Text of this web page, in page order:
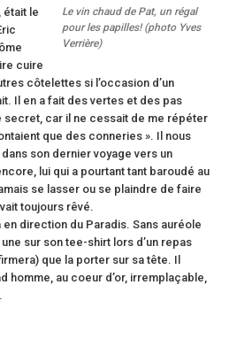
Le vin chaud de Pat, un régal
pour les papilles! (photo Yves
Verrière)
était le
cuire
côtelettes si l’occasion d’un
Il en a fait des vertes et des pas
secret, car il ne cessait de me répéter
que des conneries ». Il nous
son dernier voyage vers un
lui qui a pourtant tant baroudé au
se lasser ou se plaindre de faire
toujours rêvé.
direction du Paradis. Sans auréole
sur son tee-shirt lors d’un repas
que la porter sur sa tête. Il
homme, au coeur d’or, irremplaçable,